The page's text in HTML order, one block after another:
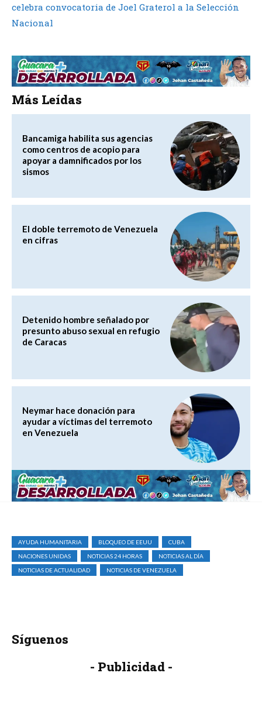
celebra convocatoria de Joel Graterol a la Selección
Nacional
Más Leídas
Bancamiga habilita sus agencias
como centros de acopio para
apoyar a damnificados por los
sismos
El doble terremoto de Venezuela
en cifras
Detenido hombre señalado por
presunto abuso sexual en refugio
de Caracas
Neymar hace donación para
ayudar a víctimas del terremoto
en Venezuela
AYUDA HUMANITARIA BLOQUEO DE EEUU
CUBA
NACIONES UNIDAS
NOTICIAS 24 HORAS
NOTICIAS AL DÍA
NOTICIAS DE ACTUALIDAD
NOTICIAS DE VENEZUELA
Síguenos
- Publicidad -